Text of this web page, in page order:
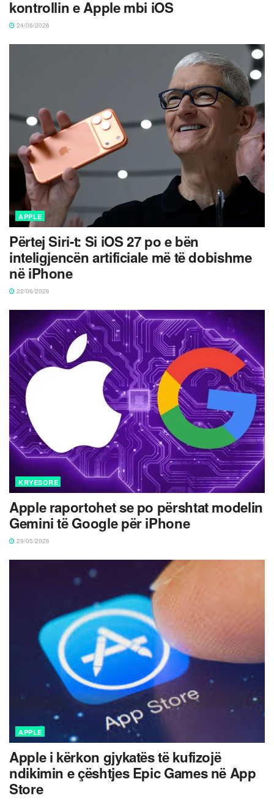
kontrollin e Apple mbi iOS
24/06/2026
APPLE
Përtej Siri-t: Si iOS 27 po e bën
inteligjencën artificiale më të dobishme
në iPhone
22/06/2026
KRYESORE
Apple raportohet se po përshtat modelin
Gemini të Google për iPhone
29/05/2026
APPLE
Apple i kërkon gjykatës të kufizojë
ndikimin e çështjes Epic Games në App
Store